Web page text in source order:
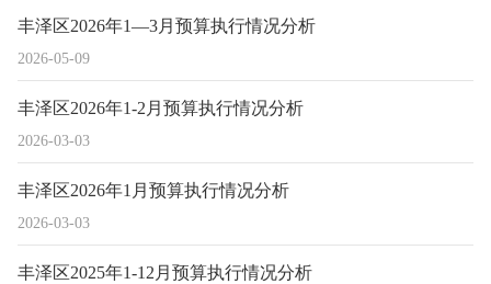
2026-05-09
丰泽区2026年1—3月预算执行情况分析
2026-03-03
丰泽区2026年1-2月预算执行情况分析
2026-03-03
丰泽区2026年1月预算执行情况分析
丰泽区2025年1-12月预算执行情况分析